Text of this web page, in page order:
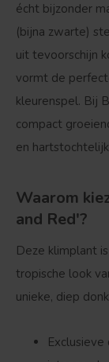
écht bijzonder
(bijna zwarte)
uit tevoorschijn
vormt de
kleurenspel. Bij
compact
en
Waarom
and Red'?
Deze klimplant
tropische look
unieke, diep